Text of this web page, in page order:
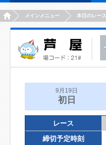
HOMEメインメニュー 本日のレース
9月19日
初日
レース
締切予定時刻